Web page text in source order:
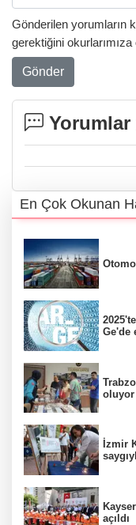
Gönderilen yorumların
gerektiğini okurlarımıza
Gönder
Yorumlar
En Çok Okunan
Ge'de
oluyor
İzmir
açıldı